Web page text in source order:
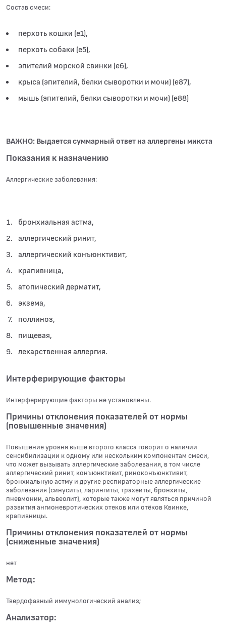
Состав смеси:
перхоть кошки (е1),
перхоть собаки (е5),
эпителий морской свинки (е6),
крыса (эпителий, белки сыворотки и мочи) (e87),
мышь (эпителий, белки сыворотки и мочи) (e88)
ВАЖНО: Выдается суммарный ответ на аллергены микста
Показания к назначению
Аллергические заболевания:
бронхиальная астма,
аллергический ринит,
аллергический конъюнктивит,
крапивница,
атопический дерматит,
экзема,
поллиноз,
пищевая,
лекарственная аллергия.
Интерферирующие факторы
Интерферирующие факторы не установлены.
Причины отклонения показателей от нормы
(повышенные значения)
Повышение уровня выше второго класса говорит о наличии
сенсибилизации к одному или нескольким компонентам смеси,
что может вызывать аллергические заболевания, в том числе
аллергический ринит, конъюнктивит, риноконъюнктивит,
бронхиальную астму и другие респираторные аллергические
заболевания (синуситы, ларингиты, трахеиты, бронхиты,
пневмонии, альвеолит), которые также могут являться причиной
развития ангионевротических отеков или отёков Квинке,
крапивницы.
Причины отклонения показателей от нормы
(сниженные значения)
нет
Метод:
Твердофазный иммунологический анализ;
Анализатор: